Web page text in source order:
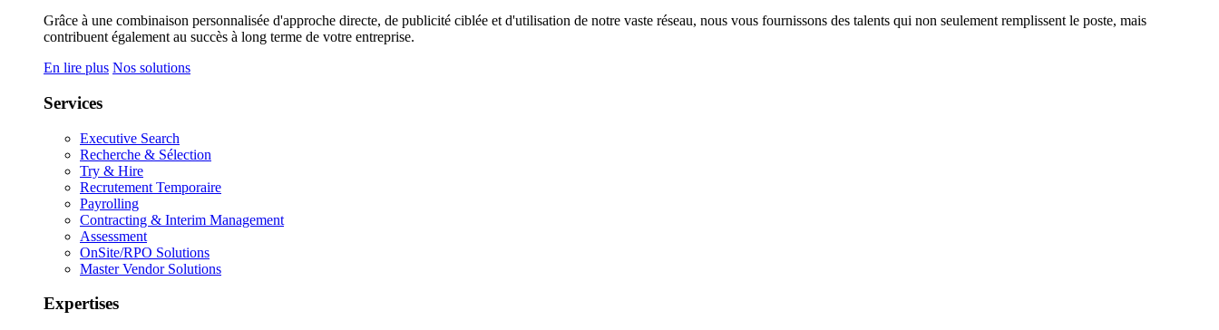
Grâce à une combinaison personnalisée d'approche directe, de publicité ciblée et d'utilisation de notre vaste réseau, nous vous fournissons des talents qui non seulement remplissent le poste, mais
contribuent également au succès à long terme de votre entreprise.
En lire plus Nos solutions
Services
Executive Search
Recherche & Sélection
Try & Hire
Recrutement Temporaire
Payrolling
Contracting & Interim Management
Assessment
OnSite/RPO Solutions
Master Vendor Solutions
Expertises